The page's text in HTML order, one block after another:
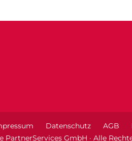
Datenschutz AGB
PartnerServices GmbH · Alle